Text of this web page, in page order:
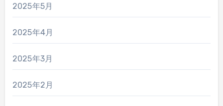
2025年5月
2025年4月
2025年3月
2025年2月